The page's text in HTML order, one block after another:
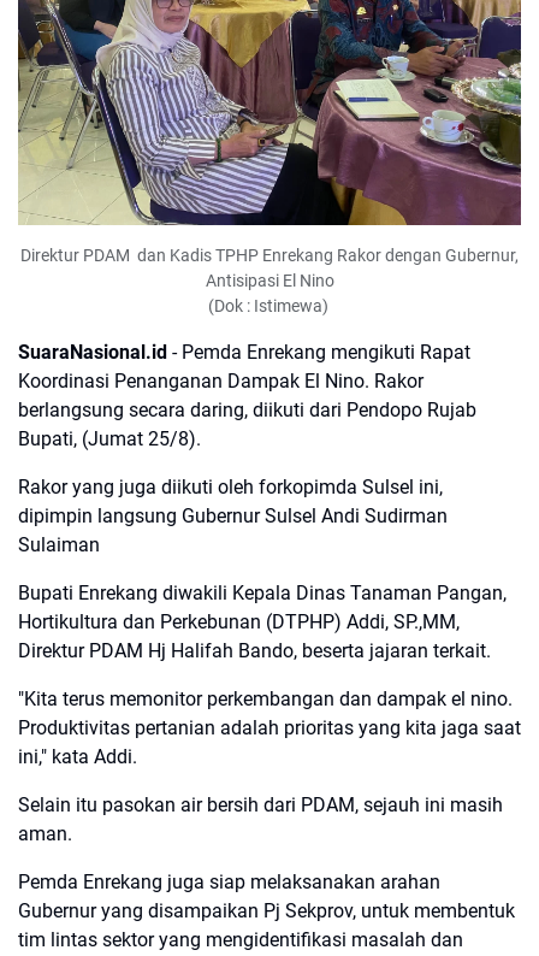
Direktur PDAM dan Kadis TPHP Enrekang Rakor dengan Gubernur,
Antisipasi El Nino
(Dok : Istimewa)
SuaraNasional.id - Pemda Enrekang mengikuti Rapat
Koordinasi Penanganan Dampak El Nino. Rakor
berlangsung secara daring, diikuti dari Pendopo Rujab
Bupati, (Jumat 25/8).
Rakor yang juga diikuti oleh forkopimda Sulsel ini,
dipimpin langsung Gubernur Sulsel Andi Sudirman
Sulaiman
Bupati Enrekang diwakili Kepala Dinas Tanaman Pangan,
Hortikultura dan Perkebunan (DTPHP) Addi, SP.,MM,
Direktur PDAM Hj Halifah Bando, beserta jajaran terkait.
"Kita terus memonitor perkembangan dan dampak el nino.
Produktivitas pertanian adalah prioritas yang kita jaga saat
ini," kata Addi.
Selain itu pasokan air bersih dari PDAM, sejauh ini masih
aman.
Pemda Enrekang juga siap melaksanakan arahan
Gubernur yang disampaikan Pj Sekprov, untuk membentuk
tim lintas sektor yang mengidentifikasi masalah dan